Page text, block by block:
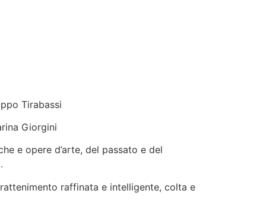
Tirabassi
Giorgini
e opere d’arte, del passato e del
raffinata e intelligente, colta e